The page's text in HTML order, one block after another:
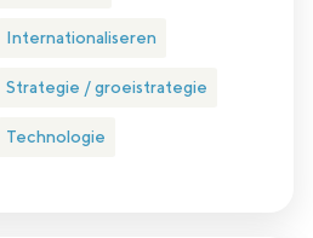
Internationaliseren
Strategie / groeistrategie
Technologie